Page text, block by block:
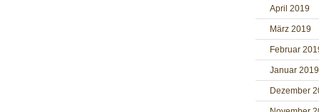
April 2019
März 2019
Februar
Januar 2019
Dezember